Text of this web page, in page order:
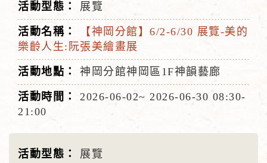
展覽
【神岡分館】6/2-6/30 展覽-美的
樂齡人生:阮張美繪畫展
神岡分館神岡區1F神韻藝廊
2026-06-02~ 2026-06-30 08:30-
21:00
展覽